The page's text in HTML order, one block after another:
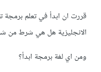
قررت ان ابدأ في تعلم برمجة
الانجليزية هل هي شرط من
ومن اي لغة برمجة ابدأ؟